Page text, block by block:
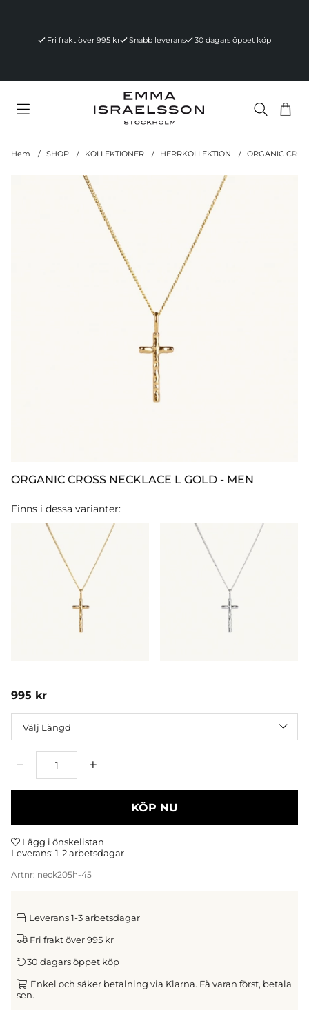
Fri frakt över 995 kr Snabb leverans 30 dagars öppet köp
.
Hem SHOP KOLLEKTIONER HERRKOLLEKTION ORGANIC
ORGANIC CROSS NECKLACE L GOLD - MEN
Finns i dessa varianter:
995 kr
KÖP NU
Lägg i önskelistan
Leverans: 1-2 arbetsdagar
Artnr: neck205h-45
Leverans 1-3 arbetsdagar
Fri frakt över 995 kr
30 dagars öppet köp
Enkel och säker betalning via Klarna. Få varan först, betala
sen.